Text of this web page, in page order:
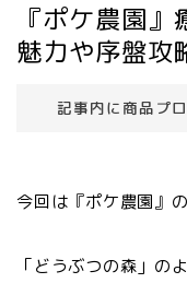
『ポケ農園』
魅力や序盤攻
記事内に商品プ
今回は『ポケ農園』
「どうぶつの森」の